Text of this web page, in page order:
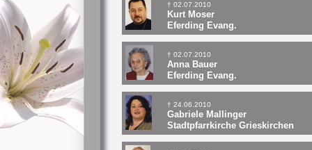
† 02.07.2010
Kurt Moser
Eferding Evang.
† 02.07.2010
Anna Bauer
Eferding Evang.
† 24.06.2010
Gabriele Mallinger
Stadtpfarrkirche Grieskirchen